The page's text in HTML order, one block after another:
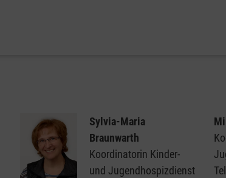
Sylvia-Maria
Braunwarth
Koordinatorin Kinder-
und Jugendhospizdienst